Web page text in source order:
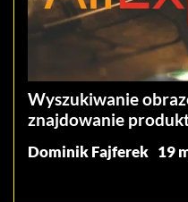
Wyszukiwanie
znajdowanie
Dominik Fajferek 19